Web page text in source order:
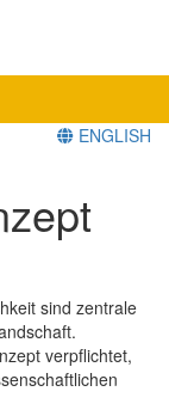
ENGLISH
sind zentrale
verpflichtet,